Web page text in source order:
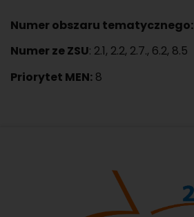
Numer ob­sza­ru te­ma­tycz­ne­go:
Numer ze ZSU: 2.1, 2.2, 2.7., 6.2, 8.5
Prio­ry­tet MEN: 8